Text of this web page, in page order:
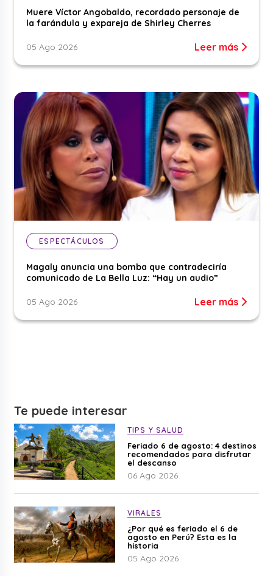
Muere Víctor Angobaldo, recordado personaje de
la farándula y expareja de Shirley Cherres
05 Ago 2026 Leer más
ESPECTÁCULOS
Magaly anuncia una bomba que contradeciría
comunicado de La Bella Luz: “Hay un audio”
05 Ago 2026 Leer más
Te puede interesar
TIPS Y SALUD
Feriado 6 de agosto: 4 destinos
recomendados para disfrutar
el descanso
06 Ago 2026
VIRALES
¿Por qué es feriado el 6 de
agosto en Perú? Esta es la
historia
05 Ago 2026